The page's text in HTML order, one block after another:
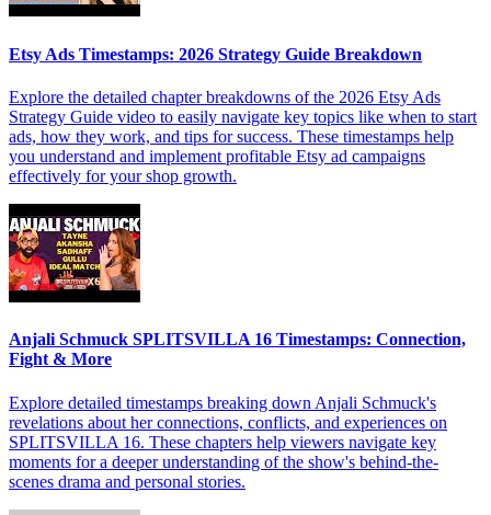
Etsy Ads Timestamps: 2026 Strategy Guide Breakdown
Explore the detailed chapter breakdowns of the 2026 Etsy Ads
Strategy Guide video to easily navigate key topics like when to start
ads, how they work, and tips for success. These timestamps help
you understand and implement profitable Etsy ad campaigns
effectively for your shop growth.
Anjali Schmuck SPLITSVILLA 16 Timestamps: Connection,
Fight & More
Explore detailed timestamps breaking down Anjali Schmuck's
revelations about her connections, conflicts, and experiences on
SPLITSVILLA 16. These chapters help viewers navigate key
moments for a deeper understanding of the show's behind-the-
scenes drama and personal stories.